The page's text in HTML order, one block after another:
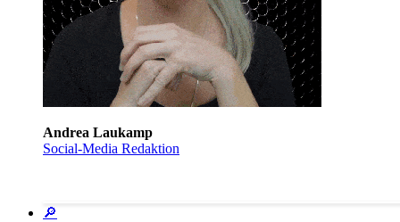
Andrea Laukamp
Social-Media Redaktion
🔎